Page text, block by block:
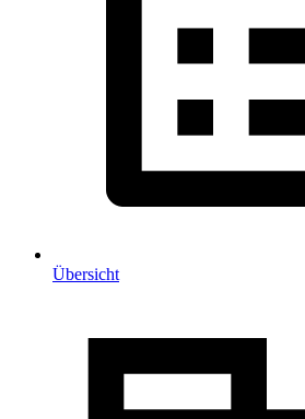
Übersicht